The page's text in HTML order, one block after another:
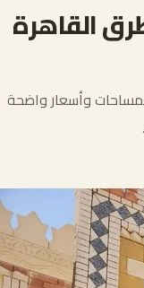
القاهرة
وأسعار واضحة